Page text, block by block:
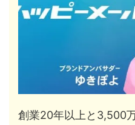
創業20年以上と3,500